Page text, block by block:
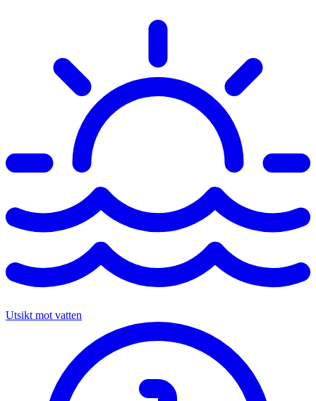
Utsikt mot vatten